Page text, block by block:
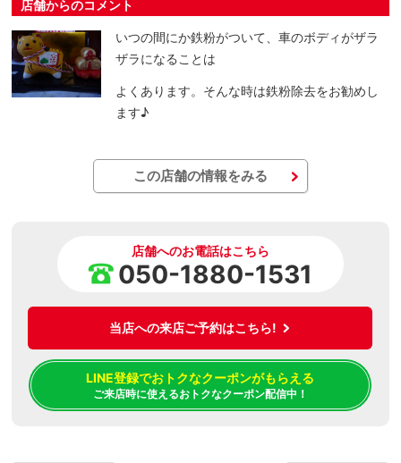
店舗からのコメント
いつの間にか鉄粉がついて、車のボディがザラ
ザラになることは
よくあります。そんな時は鉄粉除去をお勧めし
ます♪
この店舗の情報をみる
店舗へのお電話はこちら
050-1880-1531
当店への来店ご予約はこちら!
LINE登録でおトクなクーポンがもらえる
ご来店時に使えるおトクなクーポン配信中！